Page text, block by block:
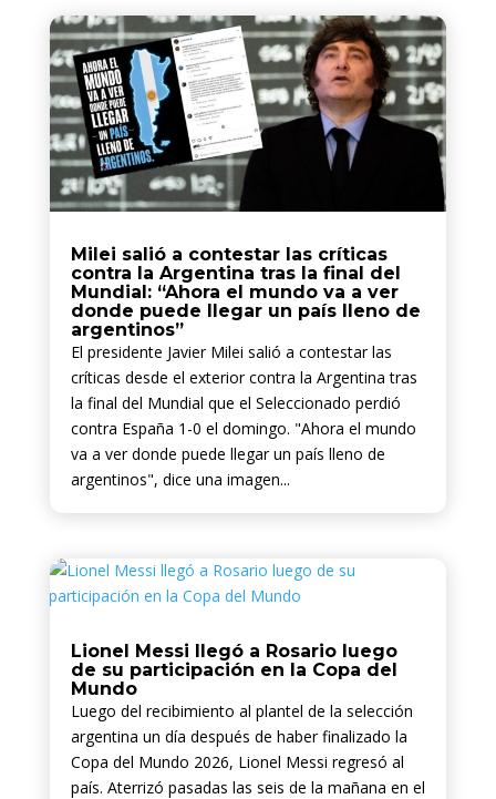
Milei salió a contestar las críticas
contra la Argentina tras la final del
Mundial: “Ahora el mundo va a ver
donde puede llegar un país lleno de
argentinos”
El presidente Javier Milei salió a contestar las
críticas desde el exterior contra la Argentina tras
la final del Mundial que el Seleccionado perdió
contra España 1-0 el domingo. "Ahora el mundo
va a ver donde puede llegar un país lleno de
argentinos", dice una imagen...
Lionel Messi llegó a Rosario luego
de su participación en la Copa del
Mundo
Luego del recibimiento al plantel de la selección
argentina un día después de haber finalizado la
Copa del Mundo 2026, Lionel Messi regresó al
país. Aterrizó pasadas las seis de la mañana en el